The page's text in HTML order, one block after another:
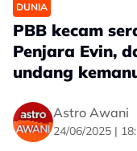
DUNIA
PBB kecam
Penjara Evin,
undang
Astro Awani
24/06/2025 |